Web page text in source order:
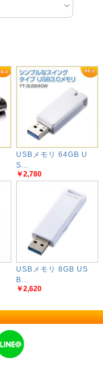
USBメモリ 64GB U
S...
￥2,780
USBメモリ 8GB US
B...
￥2,620